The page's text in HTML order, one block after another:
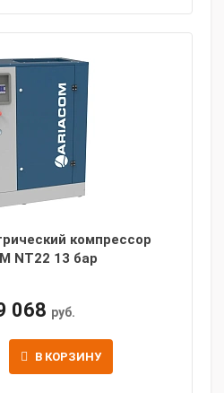
компрессор
NT22 13 бар
068 руб.
В КОРЗИНУ